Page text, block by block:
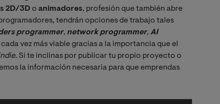
2D/3D o animadores, profesión que también abre
tendrán opciones de trabajo tales
programmer, network programmer, AI
vez más viable gracias a la importancia que el
. Si te inclinas por publicar tu propio proyecto o
la información necesaria para que emprendas